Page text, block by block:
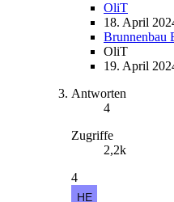
OliT
18. April
Brunnenbau
OliT
19. April
Antworten
4
Zugriffe
2,2k
4